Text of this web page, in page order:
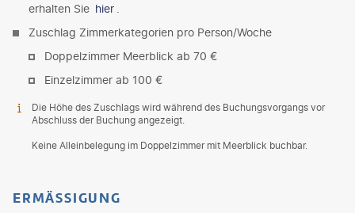
erhalten Sie hier
Zuschlag Zimmerkategorien pro Person/Woche
Doppelzimmer Meerblick ab 70 €
Einzelzimmer ab 100 €
Die Höhe des Zuschlags wird während des Buchungsvorgangs vor
Abschluss der Buchung angezeigt.
Keine Alleinbelegung im Doppelzimmer mit Meerblick buchbar.
ERMÄSSIGUNG